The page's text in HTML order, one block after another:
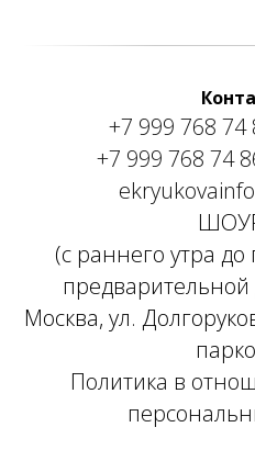
+7 999 768 74
+7 999 768 74
(с раннего утра
Москва, ул.
Политика в